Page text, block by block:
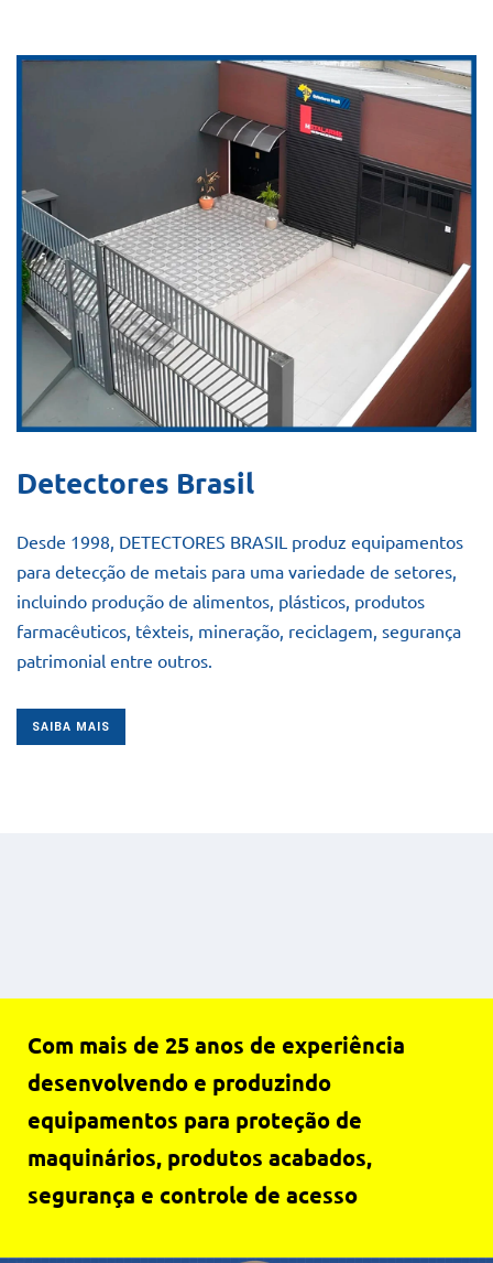
Detectores Brasil
Desde 1998, DETECTORES BRASIL produz equipamentos
para detecção de metais para uma variedade de setores,
incluindo produção de alimentos, plásticos, produtos
farmacêuticos, têxteis, mineração, reciclagem, segurança
patrimonial entre outros.
SAIBA MAIS
Com mais de 25 anos de experiência
desenvolvendo e produzindo
equipamentos para proteção de
maquinários, produtos acabados,
segurança e controle de acesso